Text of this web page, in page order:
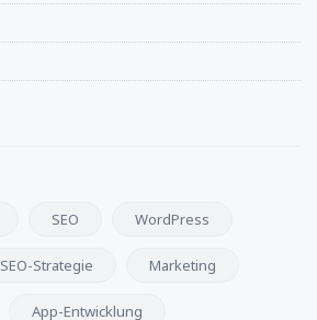
SEO WordPress
SEO-Strategie Marketing
App-Entwicklung